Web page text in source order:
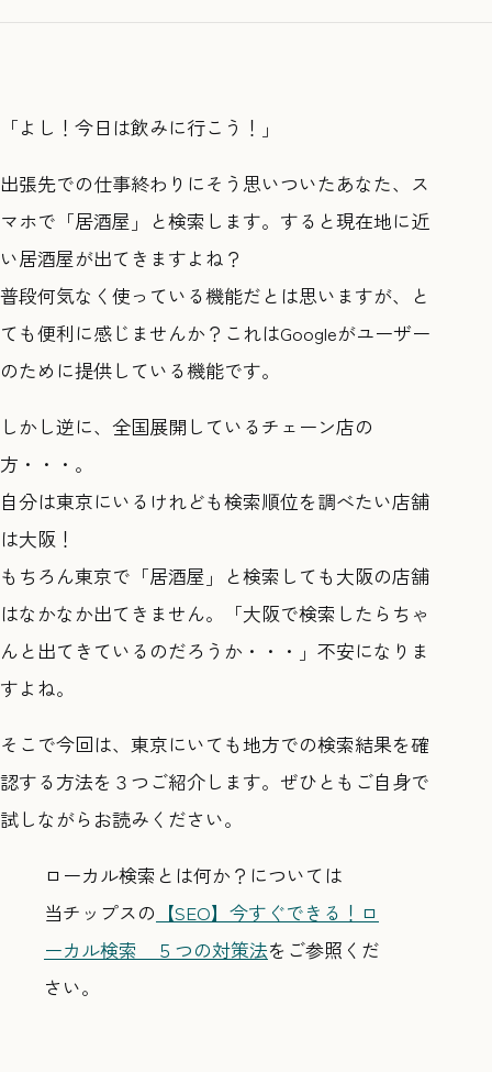
「よし！今日は飲みに行こう！」
出張先での仕事終わりにそう思いついたあなた、ス
マホで「居酒屋」と検索します。すると現在地に近
い居酒屋が出てきますよね？
普段何気なく使っている機能だとは思いますが、と
ても便利に感じませんか？これはGoogleがユーザー
のために提供している機能です。
しかし逆に、全国展開しているチェーン店の
方・・・。
自分は東京にいるけれども検索順位を調べたい店舗
は大阪！
もちろん東京で「居酒屋」と検索しても大阪の店舗
はなかなか出てきません。「大阪で検索したらちゃ
んと出てきているのだろうか・・・」不安になりま
すよね。
そこで今回は、東京にいても地方での検索結果を確
認する方法を３つご紹介します。ぜひともご自身で
試しながらお読みください。
ローカル検索とは何か？については
当チップスの 【SEO】今すぐできる！ロ
ーカル検索 ５つの対策法をご参照くだ
さい。